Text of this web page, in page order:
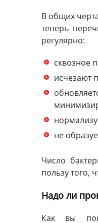
В общих
теперь
регулярно:
сквозное
исчезают
не
Число
пользу того,
Надо ли
Как вы